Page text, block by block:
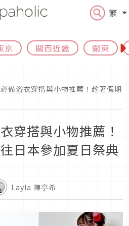
繁
京 關西近畿 關東
備浴衣穿搭與小物推薦！趁著假期
穿搭與小物推薦！
日本參加夏日祭典
Layla 陳亭希